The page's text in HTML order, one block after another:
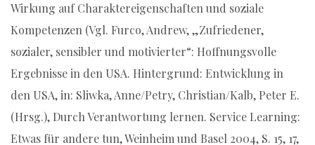
Wirkung auf Charaktereigenschaften und soziale
Kompetenzen (Vgl. Furco, Andrew, „Zufriedener,
sozialer, sensibler und motivierter“: Hoffnungsvolle
Ergebnisse in den USA. Hintergrund: Entwicklung in
den USA, in: Sliwka, Anne/Petry, Christian/Kalb, Peter E.
(Hrsg.), Durch Verantwortung lernen. Service Learning:
Etwas für andere tun, Weinheim und Basel 2004, S. 15, 17,